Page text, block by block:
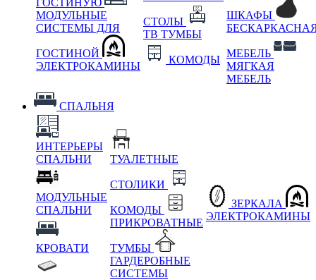
ГОСТИНУЮ
МОДУЛЬНЫЕ
СИСТЕМЫ ДЛЯ
ГОСТИНОЙ
ЭЛЕКТРОКАМИНЫ
СТОЛЫ
ТВ ТУМБЫ
КОМОДЫ
ШКАФЫ
МЕБЕЛЬ
МЯГКАЯ
МЕБЕЛЬ
СПАЛЬНЯ
ИНТЕРЬЕРЫ
СПАЛЬНИ
МОДУЛЬНЫЕ
СПАЛЬНИ
КРОВАТИ
ТУАЛЕТНЫЕ
СТОЛИКИ
КОМОДЫ
ПРИКРОВАТНЫЕ
ТУМБЫ
ГАРДЕРОБНЫЕ
СИСТЕМЫ
ЗЕРКАЛА
ЭЛЕКТРОКАМИНЫ